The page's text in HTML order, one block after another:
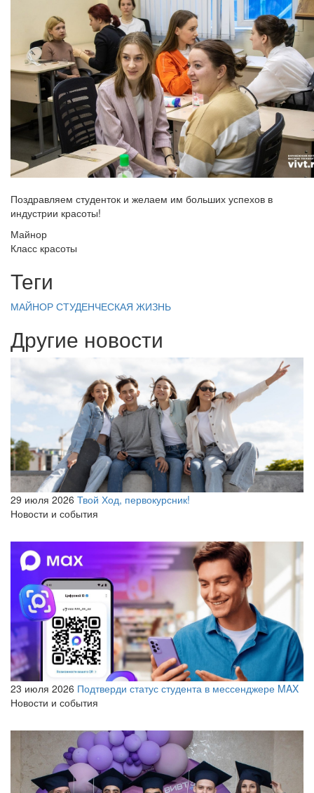
Поздравляем студенток и желаем им больших успехов в
индустрии красоты!
Майнор
Класс красоты
Теги
МАЙНОР СТУДЕНЧЕСКАЯ ЖИЗНЬ
Другие новости
29 июля 2026 Твой Ход, первокурсник!
Новости и события
23 июля 2026 Подтверди статус студента в мессенджере MAX
Новости и события